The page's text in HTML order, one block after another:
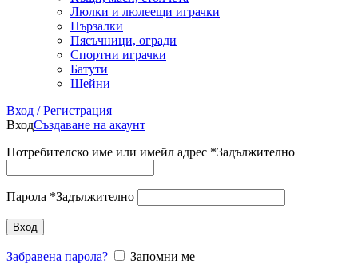
Люлки и люлеещи играчки
Пързалки
Пясъчници, огради
Спортни играчки
Батути
Шейни
Вход / Регистрация
ВходСъздаване на акаунт
Потребителско име или имейл адрес *Задължително
Парола *Задължително
Вход
Забравена парола?
Запомни ме